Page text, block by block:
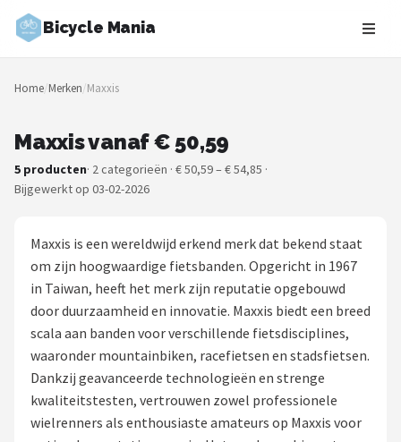
Bicycle Mania
Zoeken
NAVIGATIE
Merken
Fietsroutes
Kinderfietsen
Stadsfietsen
Elektrische fietsen
Home/Merken/Maxxis
Maxxis vanaf € 50,59
5 producten· 2 categorieën · € 50,59 – € 54,85 ·
Bijgewerkt op 03-02-2026
Maxxis is een wereldwijd erkend merk dat bekend staat
om zijn hoogwaardige fietsbanden. Opgericht in 1967
in Taiwan, heeft het merk zijn reputatie opgebouwd
door duurzaamheid en innovatie. Maxxis biedt een breed
scala aan banden voor verschillende fietsdisciplines,
waaronder mountainbiken, racefietsen en stadsfietsen.
Dankzij geavanceerde technologieën en strenge
kwaliteitstesten, vertrouwen zowel professionele
wielrenners als enthousiaste amateurs op Maxxis voor